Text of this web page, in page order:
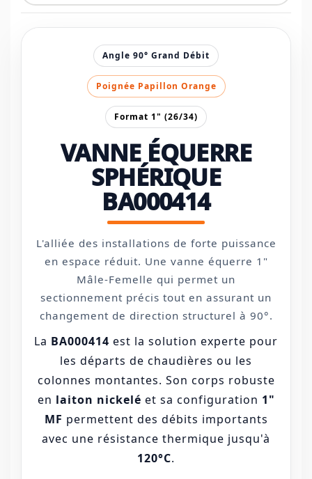
Angle 90° Grand Débit
Poignée Papillon Orange
Format 1" (26/34)
VANNE ÉQUERRE
SPHÉRIQUE
BA000414
L'alliée des installations de forte puissance
en espace réduit. Une vanne équerre 1"
Mâle-Femelle qui permet un
sectionnement précis tout en assurant un
changement de direction structurel à 90°.
La BA000414 est la solution experte pour
les départs de chaudières ou les
colonnes montantes. Son corps robuste
en laiton nickelé et sa configuration 1"
MF permettent des débits importants
avec une résistance thermique jusqu'à
120°C.